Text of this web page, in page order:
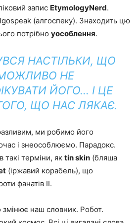
запис EtymologyNerd.
(алгоспеку). Знаходить цю
потрібно уособлення.
НАСТІЛЬКИ, ЩО
НЕ
ЙОГО… І ЦЕ
ЩО НАС ЛЯКАЄ.
ми робимо його
і знеособлюємо. Парадокс.
терміни, як tin skin (бляша
(іржавий корабель), що
фанатів ІІ.
змінює наш словник. Робот.